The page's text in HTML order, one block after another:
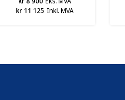
kr 11 125 Inkl. MVA